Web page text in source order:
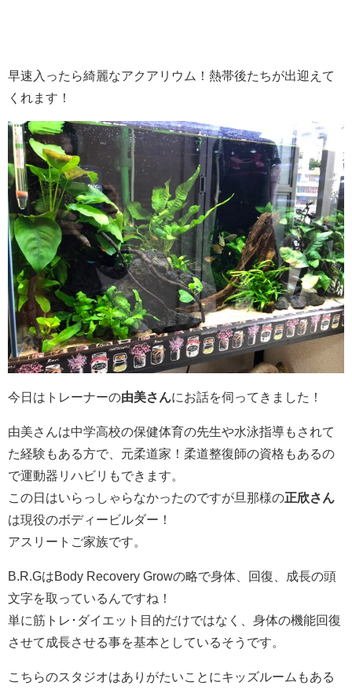
早速入ったら綺麗なアクアリウム！熱帯後たちが出迎えて
くれます！
今日はトレーナーの由美さんにお話を伺ってきました！
由美さんは中学高校の保健体育の先生や水泳指導もされて
た経験もある方で、元柔道家！柔道整復師の資格もあるの
で運動器リハビリもできます。
この日はいらっしゃらなかったのですが旦那様の正欣さん
は現役のボディービルダー！
アスリートご家族です。
B.R.GはBody Recovery Growの略で身体、回復、成長の頭
文字を取っているんですね！
単に筋トレ･ダイエット目的だけではなく、身体の機能回復
させて成長させる事を基本としているそうです。
こちらのスタジオはありがたいことにキッズルームもある